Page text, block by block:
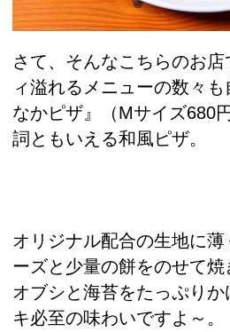
さて、そんなこちらのお
ィ溢れるメニューの数々
なかピザ』（Mサイズ680
詞ともいえる和風ピザ。
オリジナル配合の生地に
ーズと少量の餅をのせて
オブシと海苔をたっぷり
キ必至の味わいですよ～。